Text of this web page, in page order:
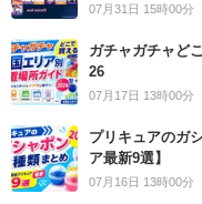
07月31日 15時00分
ガチャガチャど
26
07月17日 13時00分
プリキュアのガ
ア最新9選】
07月16日 13時00分